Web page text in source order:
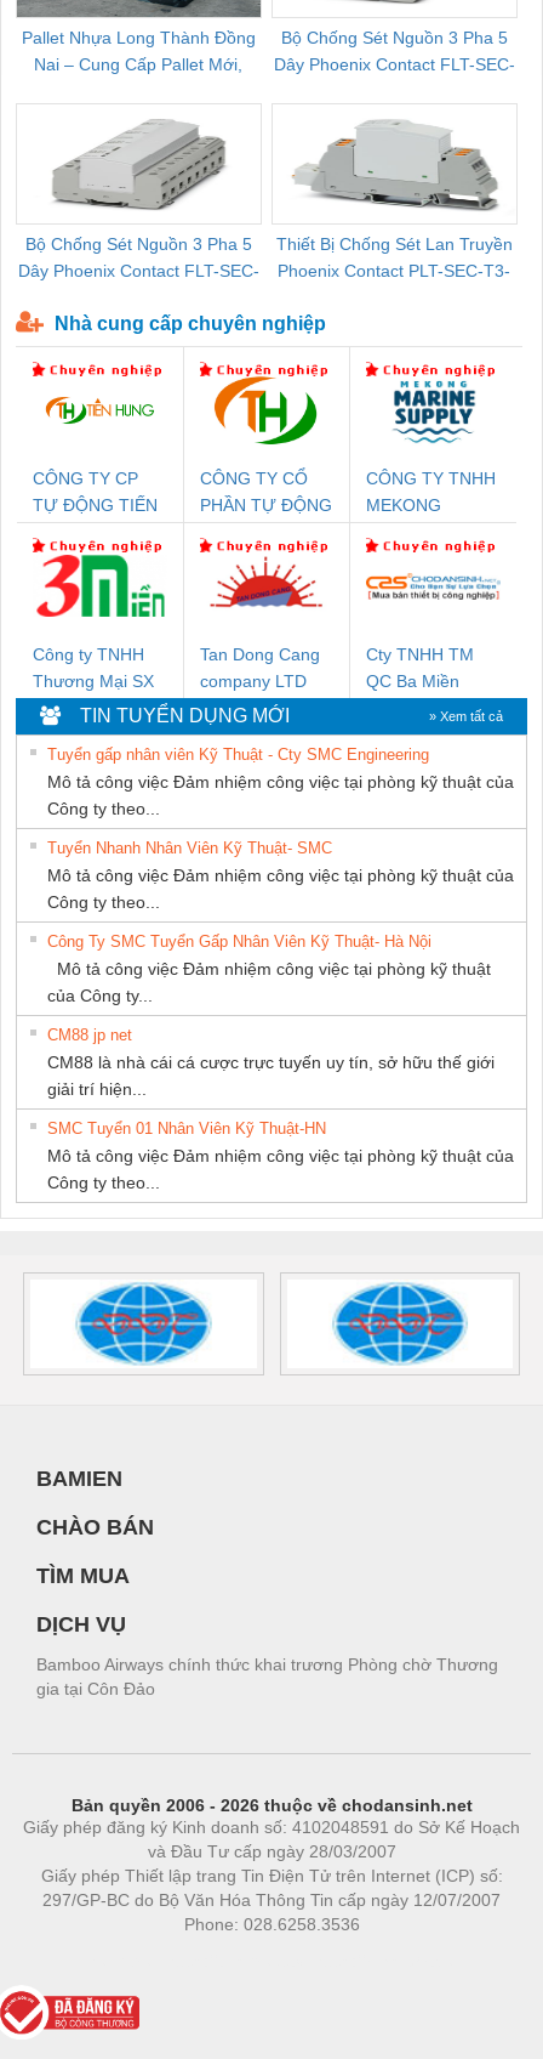
Pallet Nhựa Long Thành Đồng
Nai – Cung Cấp Pallet Mới,
Bộ Chống Sét Nguồn 3 Pha 5
Dây Phoenix Contact FLT-SEC-
Bộ Chống Sét Nguồn 3 Pha 5
Dây Phoenix Contact FLT-SEC-
Thiết Bị Chống Sét Lan Truyền
Phoenix Contact PLT-SEC-T3-
Nhà cung cấp chuyên nghiệp
CÔNG TY CP
TỰ ĐỘNG TIẾN
CÔNG TY CỔ
PHẦN TỰ ĐỘNG
CÔNG TY TNHH
MEKONG
SUPPLY
Công ty TNHH
Thương Mại SX
Ba Miền
Tan Dong Cang
company LTD
Cty TNHH TM
QC Ba Miền
TIN TUYỂN DỤNG MỚI » Xem tất cả
Tuyển gấp nhân viên Kỹ Thuật - Cty SMC Engineering
Mô tả công việc Đảm nhiệm công việc tại phòng kỹ thuật của
Công ty theo...
Tuyển Nhanh Nhân Viên Kỹ Thuật- SMC
Mô tả công việc Đảm nhiệm công việc tại phòng kỹ thuật của
Công ty theo...
Công Ty SMC Tuyển Gấp Nhân Viên Kỹ Thuật- Hà Nội
Mô tả công việc Đảm nhiệm công việc tại phòng kỹ thuật
của Công ty...
CM88 jp net
CM88 là nhà cái cá cược trực tuyến uy tín, sở hữu thế giới
giải trí hiện...
SMC Tuyển 01 Nhân Viên Kỹ Thuật-HN
Mô tả công việc Đảm nhiệm công việc tại phòng kỹ thuật của
Công ty theo...
BAMIEN
CHÀO BÁN
TÌM MUA
DỊCH VỤ
Bamboo Airways chính thức khai trương Phòng chờ Thương
gia tại Côn Đảo
Bản quyền 2006 - 2026 thuộc về chodansinh.net
Giấy phép đăng ký Kinh doanh số: 4102048591 do Sở Kế Hoạch
và Đầu Tư cấp ngày 28/03/2007
Giấy phép Thiết lập trang Tin Điện Tử trên Internet (ICP) số:
297/GP-BC do Bộ Văn Hóa Thông Tin cấp ngày 12/07/2007
Phone: 028.6258.3536